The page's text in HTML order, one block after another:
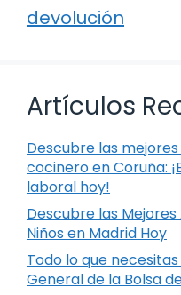
devolución
Artículos
Descubre las
cocinero en Coruña:
laboral hoy!
Descubre las
Niños en Madrid Hoy
Todo lo que
General de la Bolsa